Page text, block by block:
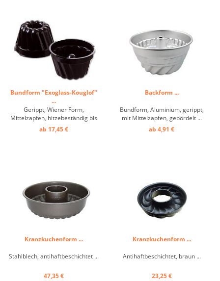
Bundform "Exoglass-Kouglof"
...
Gerippt, Wiener Form,
Mittelzapfen, hitzebeständig bis
+ 250° C ...
ab 17,45 €
Backform ...
Bundform, Aluminium, gerippt,
mit Mittelzapfen, gebördelt ...
ab 4,91 €
Kranzkuchenform ...
Stahlblech, antihaftbeschichtet ...
47,35 €
Kranzkuchenform ...
Antihaftbeschichtet, braun ...
23,25 €